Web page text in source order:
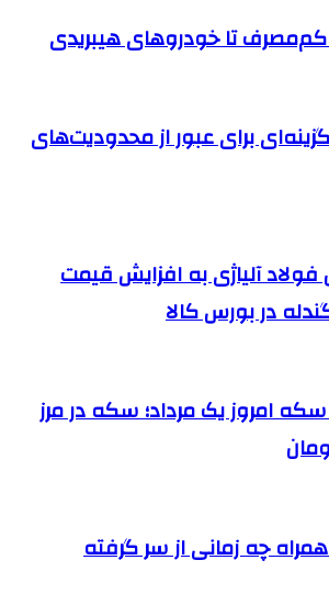
کم‌مصرف تا خودروهای هیبریدی
برای عبور از محدودیت‌های
فولاد آلیاژی به افزایش قیمت
در بورس کالا
امروز یک مرداد؛ سکه در مرز
چه زمانی از سر گرفته